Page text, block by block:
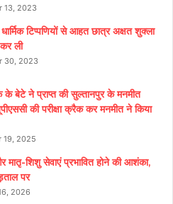
13, 2023
टिप्पणियों से आहत छात्र अक्षत शुक्ला
ली
30, 2023
के बेटे ने प्राप्त की सुल्तानपुर के मनमीत
की परीक्षा क्रैक कर मनमीत ने किया
19, 2025
मातृ-शिशु सेवाएं प्रभावित होने की आशंका,
पर
2026